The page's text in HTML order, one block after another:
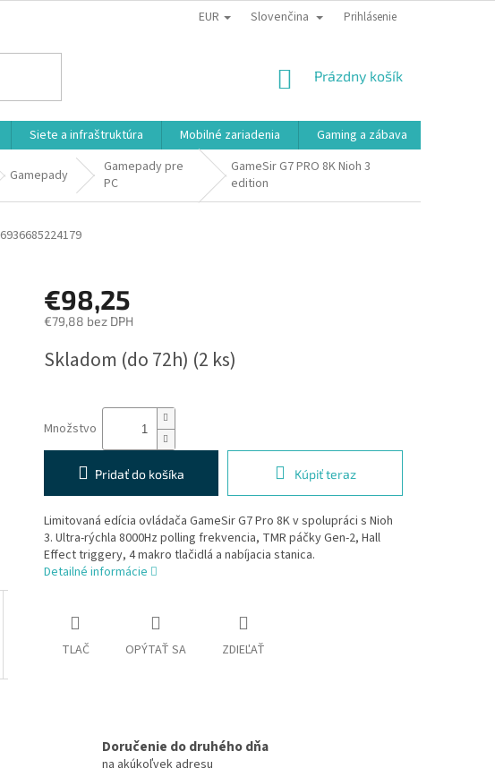
EUR Slovenčina Prihlásenie
NÁKUPNÝ
Prázdny košík
Siete a infraštruktúra Mobilné zariadenia Gaming a zábava
Gamepady
Gamepady pre
PC
GameSir G7 PRO 8K Nioh 3
edition
6936685224179
€98,25
€79,88 bez DPH
cena:
Skladom (do 72h) (2 ks)
Množstvo
Pridať do košíka Kúpiť teraz
Limitovaná edícia ovládača GameSir G7 Pro 8K v spolupráci s Nioh
3. Ultra-rýchla 8000Hz polling frekvencia, TMR páčky Gen-2, Hall
Effect triggery, 4 makro tlačidlá a nabíjacia stanica.
Detailné informácie
TLAČ OPÝTAŤ SA ZDIEĽAŤ
Doručenie do druhého dňa
na akúkoľvek adresu